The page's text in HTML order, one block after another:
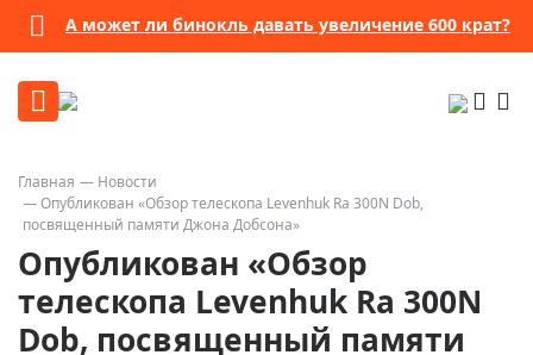
А может ли бинокль давать увеличение 600 крат?
Главная
Новости
Опубликован «Обзор телескопа Levenhuk Ra 300N Dob,
посвященный памяти Джона Добсона»
Опубликован «Обзор
телескопа Levenhuk Ra 300N
Dob, посвященный памяти